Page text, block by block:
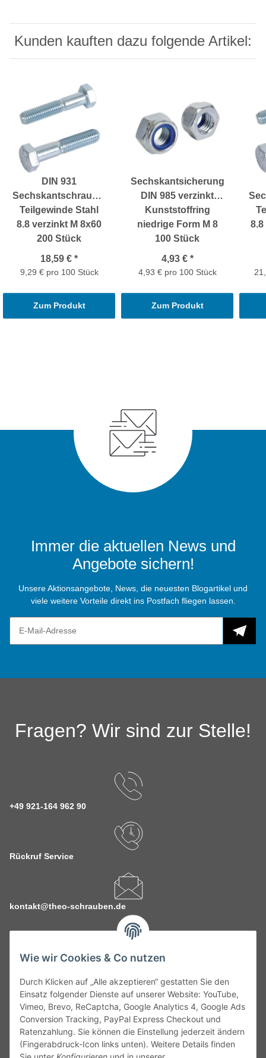
Wie wir Cookies & Co nutzen
Durch Klicken auf „Alle akzeptieren“ gestatten Sie den
Einsatz folgender Dienste auf unserer Website: YouTube,
Vimeo, Brevo, ReCaptcha, Google Analytics 4, Google Ads
Conversion Tracking, PayPal Express Checkout und
Ratenzahlung. Sie können die Einstellung jederzeit ändern
(Fingerabdruck-Icon links unten). Weitere Details finden
Kunden kauften dazu folgende Artikel:
DIN 931
Sechskantschrauben
Teilgewinde Stahl
8.8 verzinkt M 8x60
200 Stück
18,59 € *
9,29 € pro 100 Stück
Zum Produkt
Sechskantsicherungsmuttern
DIN 985 verzinkt
Kunststoffring
niedrige Form M 8
100 Stück
4,93 € *
4,93 € pro 100 Stück
Zum Produkt
8.8
Immer die aktuellen News und
Angebote sichern!
Unsere Aktionsangebote, News, die neuesten Blogartikel und
viele weitere Vorteile direkt ins Postfach fliegen lassen.
Fragen? Wir sind zur Stelle!
+49 921-164 962 90
Rückruf Service
kontakt@theo-schrauben.de
Service
Gesetzliche Informationen
Alle technischen Angaben ohne Gewähr. Irrtümer und fehlerhafte